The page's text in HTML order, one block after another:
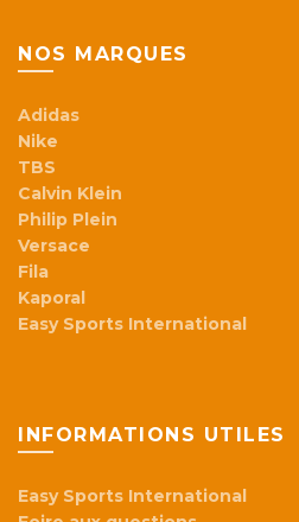
NOS MARQUES
Adidas
Nike
TBS
Calvin Klein
Philip Plein
Versace
Fila
Kaporal
Easy Sports International
INFORMATIONS UTILES
Easy Sports International